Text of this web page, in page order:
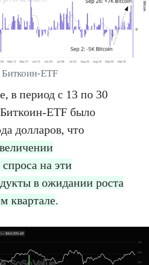
ETF
в период с 13 по 30
ETF было
долларов, что
на эти
в ожидании роста
квартале.